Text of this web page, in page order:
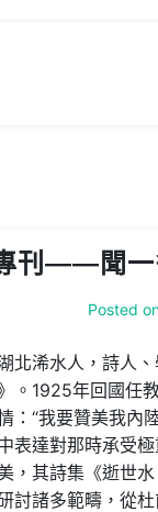
刊——聞一
Posted
北浠水人，詩人
。1925年回國任
：“我要贊美我內
表達對那時承受
，其詩集《逝世水
討諸多範疇，從